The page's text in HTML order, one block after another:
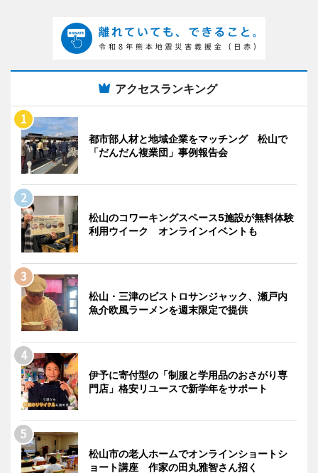
アクセスランキング
都市部人材と地域企業をマッチング 松山で
「だんだん複業団」事例報告会
松山のコワーキングスペース5施設が無料体験
利用ウイーク オンラインイベントも
松山・三津のビストロサンジャック、瀬戸内
魚介欧風ラーメンを週末限定で提供
伊予に寄付型の「制服と学用品のおさがり専
門店」格安リユースで新学年をサポート
松山市の老人ホームでオンラインショートシ
ョート講座 作家の田丸雅智さん招く